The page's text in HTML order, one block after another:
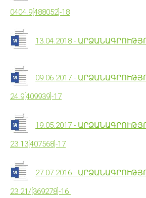
0404.9[488052]-18
13.04.2018 -
09.06.2017 -
24.9[409939]-17
19.05.2017 -
23.13[407568]-17
27.07.2016 -
23.21/[369278]-16